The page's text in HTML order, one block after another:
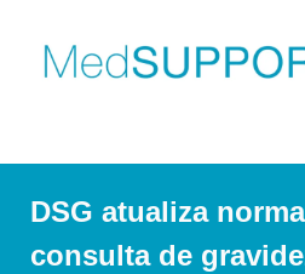
DSG atualiza
consulta de